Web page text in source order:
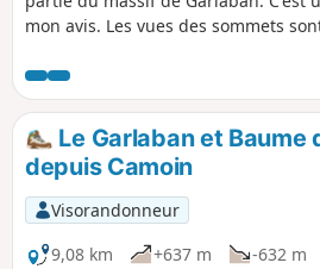
mon avis. Les vues des sommets
Callelongue à l'Estaque et depuis le
Ciotat et Cassis.
Le Garlaban et Baume
depuis Camoin
Visorandonneur
9,08 km
+637 m -632 m